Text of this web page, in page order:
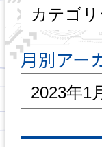
月別アー